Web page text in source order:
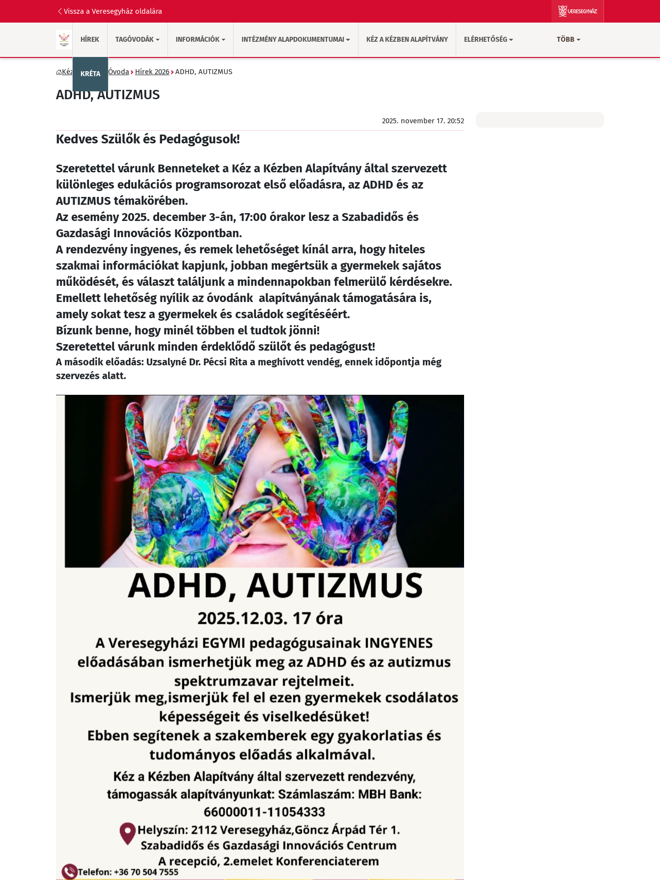
Vissza a Veresegyház oldalára
HÍREK TAGÓVODÁK INFORMÁCIÓK INTÉZMÉNY ALAPDOKUMENTUMAI KÉZ A KÉZBEN ALAPÍTVÁNY ELÉRHETŐSÉG
KRÉTA
TÖBB
Kéz a Kézben Óvoda Hírek 2026 ADHD, AUTIZMUS
ADHD, AUTIZMUS
2025. november 17. 20:52
Kedves Szülők és Pedagógusok!
Szeretettel várunk Benneteket a Kéz a Kézben Alapítvány által szervezett
különleges edukációs programsorozat első előadásra, az ADHD és az
AUTIZMUS témakörében.
Az esemény 2025. december 3-án, 17:00 órakor lesz a Szabadidős és
Gazdasági Innovációs Központban.
A rendezvény ingyenes, és remek lehetőséget kínál arra, hogy hiteles
szakmai információkat kapjunk, jobban megértsük a gyermekek sajátos
működését, és választ találjunk a mindennapokban felmerülő kérdésekre.
Emellett lehetőség nyílik az óvodánk alapítványának támogatására is,
amely sokat tesz a gyermekek és családok segítéséért.
Bízunk benne, hogy minél többen el tudtok jönni!
Szeretettel várunk minden érdeklődő szülőt és pedagógust!
A második előadás: Uzsalyné Dr. Pécsi Rita a meghívott vendég, ennek időpontja még
szervezés alatt.